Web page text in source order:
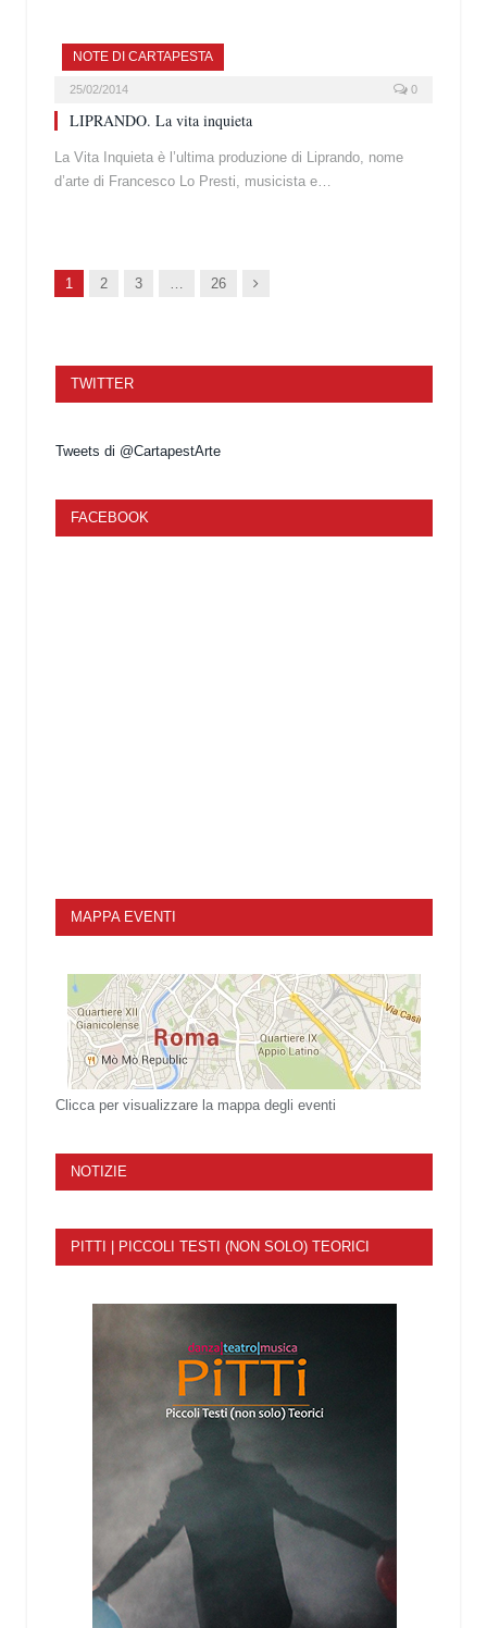
NOTE DI CARTAPESTA
25/02/2014 0
LIPRANDO. La vita inquieta
La Vita Inquieta è l’ultima produzione di Liprando, nome
d’arte di Francesco Lo Presti, musicista e…
1 2 3 … 26 Succ.
TWITTER
Tweets di @CartapestArte
FACEBOOK
MAPPA EVENTI
Clicca per visualizzare la mappa degli eventi
NOTIZIE
PITTI | PICCOLI TESTI (NON SOLO) TEORICI